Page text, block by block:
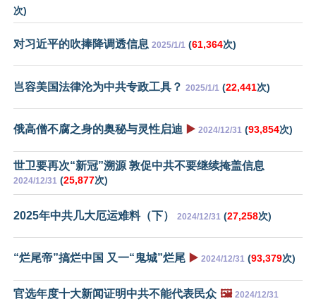
次)
对习近平的吹捧降调透信息 2025/1/1 (61,364次)
岂容美国法律沦为中共专政工具？ 2025/1/1 (22,441次)
俄高僧不腐之身的奥秘与灵性启迪 ▶️ 2024/12/31 (93,854次)
世卫要再次“新冠”溯源 敦促中共不要继续掩盖信息
2024/12/31 (25,877次)
2025年中共几大厄运难料（下） 2024/12/31 (27,258次)
“烂尾帝”搞烂中国 又一“鬼城”烂尾 ▶️ 2024/12/31 (93,379次)
官选年度十大新闻证明中共不能代表民众 🖼️ 2024/12/31